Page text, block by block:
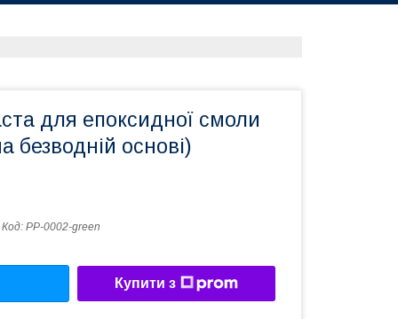
для епоксидної смоли
безводній основі)
Код: PP-0002-green
Купити з